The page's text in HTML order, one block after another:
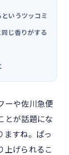
いうツッコミ
じ香りがする
ーや佐川急便
とが話題にな
ますね。ぱっ
上げられるこ